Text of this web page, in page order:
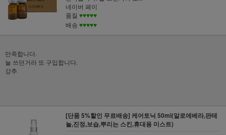
네이버 페이
품질 ♥♥♥♥♥
배송 ♥♥♥♥♥
만족합니다.
늘 쓰던거라 또 구입합니다.
강추
[단품 5%할인 무료배송] 케어토닉 50ml(알로에베라,판테
놀,진정,보습,뿌리는 스킨,휴대용 미스트)